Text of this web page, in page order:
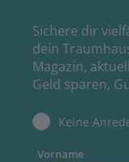
Sichere dir
dein
Magazin,
Geld sparen,
Keine
Vorname